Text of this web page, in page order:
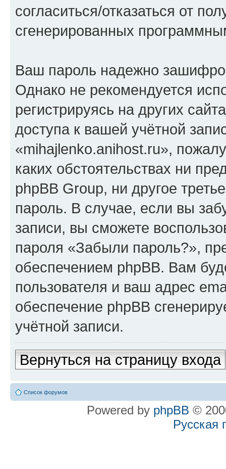
согласиться/отказаться от
сгенерированных
Ваш пароль надежно
Однако не рекомендуется
регистрируясь на других
доступа к вашей учётной
«mihajlenko.anihost.ru»,
каких обстоятельствах ни
phpBB Group, ни другое
пароль. В случае, если вы
записи, вы сможете
пароля «Забыли пароль?»,
обеспечением phpBB. Вам
пользователя и ваш адрес
обеспечение phpBB
учётной записи.
Вернуться на страницу входа
Список форумов
Powered by phpBB ©
Русская